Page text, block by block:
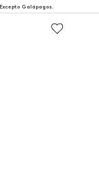
Galápagos.